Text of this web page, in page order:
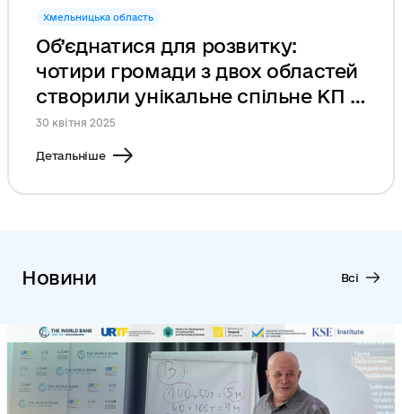
Хмельницька область
Об’єднатися для розвитку:
чотири громади з двох областей
створили унікальне спільне КП у
сфері туризму
30 квітня 2025
Детальніше
Новини Всі